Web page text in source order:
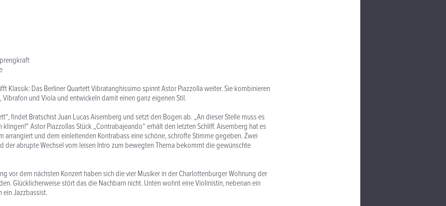
Klassik: Das Berliner Quartett Vibratanghissimo spinnt Astor Piazzolla weiter. Sie kombinieren
Vibrafon und Viola und entwickeln damit einen ganz eigenen Stil.
findet Bratschist Juan Lucas Aisemberg und setzt den Bogen ab. „An dieser Stelle muss es
Astor Piazzollas Stück „Contrabajeando“ erhält den letzten Schliff. Aisemberg hat es
arrangiert und dem einleitenden Kontrabass eine schöne, schroffe Stimme gegeben. Zwei
der abrupte Wechsel vom leisen Intro zum bewegten Thema bekommt die gewünschte
vor dem nächsten Konzert haben sich die vier Musiker in der Charlottenburger Wohnung der
Glücklicherweise stört das die Nachbarn nicht. Unten wohnt eine Violinistin, nebenan ein
ein Jazzbassist.